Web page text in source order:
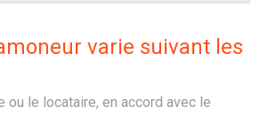
varie suivant les
ou le locataire, en accord avec le